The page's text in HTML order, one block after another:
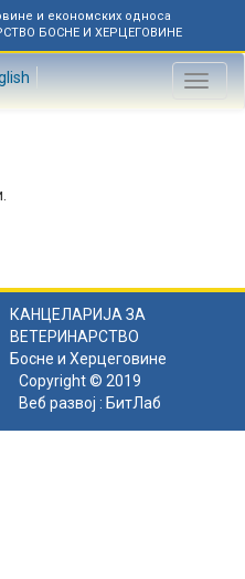
и економских односа
БОСНЕ И ХЕРЦЕГОВИНЕ
Toggle
КАНЦЕЛАРИЈА ЗА
ВЕТЕРИНАРСТВО
Босне и Херцеговине
Copyright © 2019
Веб развој : БитЛаб